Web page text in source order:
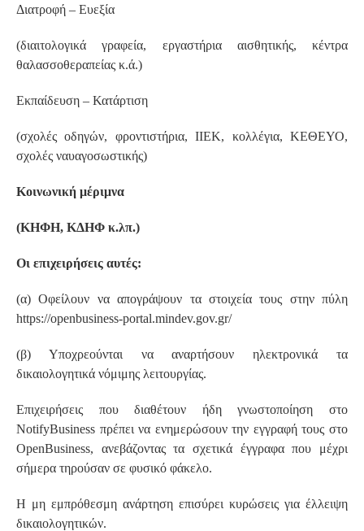
Διατροφή – Ευεξία
(διαιτολογικά γραφεία, εργαστήρια αισθητικής, κέντρα
θαλασσοθεραπείας κ.ά.)
Εκπαίδευση – Κατάρτιση
(σχολές οδηγών, φροντιστήρια, ΙΙΕΚ, κολλέγια, ΚΕΘΕΥΟ,
σχολές ναυαγοσωστικής)
Κοινωνική μέριμνα
(ΚΗΦΗ, ΚΔΗΦ κ.λπ.)
Οι επιχειρήσεις αυτές:
(α) Οφείλουν να απογράψουν τα στοιχεία τους στην πύλη
https://openbusiness-portal.mindev.gov.gr/
(β) Υποχρεούνται να αναρτήσουν ηλεκτρονικά τα
δικαιολογητικά νόμιμης λειτουργίας.
Επιχειρήσεις που διαθέτουν ήδη γνωστοποίηση στο
NotifyBusiness πρέπει να ενημερώσουν την εγγραφή τους στο
OpenBusiness, ανεβάζοντας τα σχετικά έγγραφα που μέχρι
σήμερα τηρούσαν σε φυσικό φάκελο.
Η μη εμπρόθεσμη ανάρτηση επισύρει κυρώσεις για έλλειψη
δικαιολογητικών.